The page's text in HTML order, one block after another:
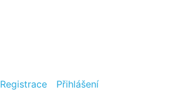
Registrace Přihlášení